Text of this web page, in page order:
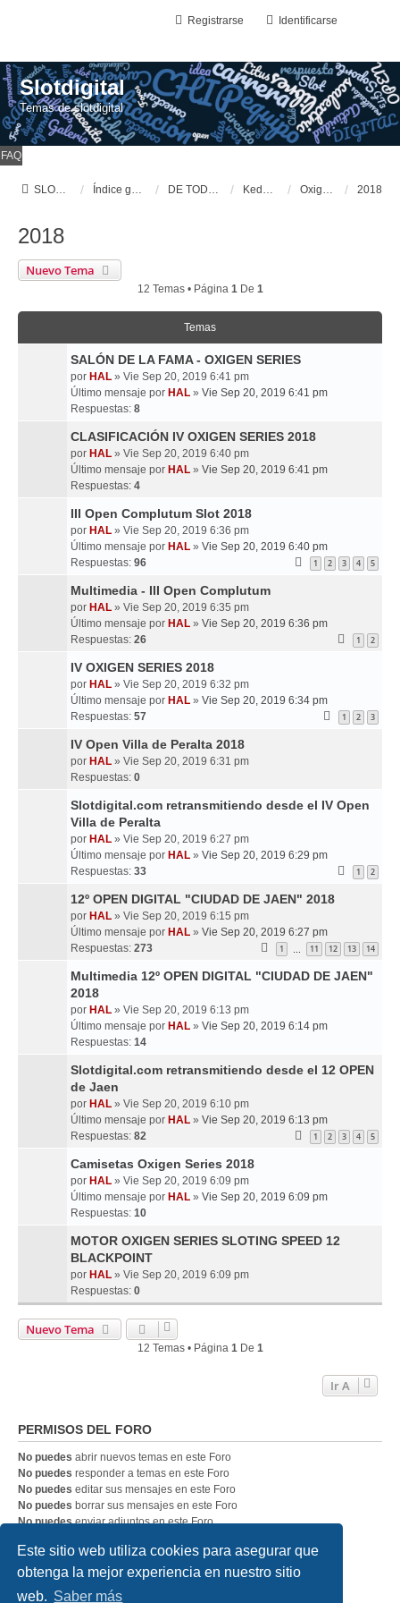
Este sitio web utiliza cookies para asegurar que
obtenga la mejor experiencia en nuestro sitio
web. Saber más
Identificarse
Registrarse
Slotdigital
Temas de slotdigital
FAQ
SLOTDIGITAL Índice general DE TODO UN POCO Kedadas Oxigen Series 2018
2018
Nuevo Tema
12 Temas • Página 1De 1
Temas
SALÓN DE LA FAMA - OXIGEN SERIES
por HAL » Vie Sep 20, 2019 6:41 pm
Último mensaje por HAL » Vie Sep 20, 2019 6:41 pm
Respuestas: 8
CLASIFICACIÓN IV OXIGEN SERIES 2018
por HAL » Vie Sep 20, 2019 6:40 pm
Último mensaje por HAL » Vie Sep 20, 2019 6:41 pm
Respuestas: 4
III Open Complutum Slot 2018
por HAL » Vie Sep 20, 2019 6:36 pm
Último mensaje por HAL » Vie Sep 20, 2019 6:40 pm
Respuestas: 96 1 2 3 4 5
Multimedia - III Open Complutum
por HAL » Vie Sep 20, 2019 6:35 pm
Último mensaje por HAL » Vie Sep 20, 2019 6:36 pm
Respuestas: 26 1 2
IV OXIGEN SERIES 2018
por HAL » Vie Sep 20, 2019 6:32 pm
Último mensaje por HAL » Vie Sep 20, 2019 6:34 pm
Respuestas: 57 1 2 3
IV Open Villa de Peralta 2018
por HAL » Vie Sep 20, 2019 6:31 pm
Respuestas: 0
Slotdigital.com retransmitiendo desde el IV Open
Villa de Peralta
por HAL » Vie Sep 20, 2019 6:27 pm
Último mensaje por HAL » Vie Sep 20, 2019 6:29 pm
Respuestas: 33 1 2
12º OPEN DIGITAL "CIUDAD DE JAEN" 2018
por HAL » Vie Sep 20, 2019 6:15 pm
Último mensaje por HAL » Vie Sep 20, 2019 6:27 pm
Respuestas: 273 1 … 11 12 13 14
Multimedia 12º OPEN DIGITAL "CIUDAD DE JAEN"
2018
por HAL » Vie Sep 20, 2019 6:13 pm
Último mensaje por HAL » Vie Sep 20, 2019 6:14 pm
Respuestas: 14
Slotdigital.com retransmitiendo desde el 12 OPEN
de Jaen
por HAL » Vie Sep 20, 2019 6:10 pm
Último mensaje por HAL » Vie Sep 20, 2019 6:13 pm
Respuestas: 82 1 2 3 4 5
Camisetas Oxigen Series 2018
por HAL » Vie Sep 20, 2019 6:09 pm
Último mensaje por HAL » Vie Sep 20, 2019 6:09 pm
Respuestas: 10
MOTOR OXIGEN SERIES SLOTING SPEED 12
BLACKPOINT
por HAL » Vie Sep 20, 2019 6:09 pm
Respuestas: 0
Nuevo Tema
12 Temas • Página 1De 1
Ir A
PERMISOS DEL FORO
No puedes abrir nuevos temas en este Foro
No puedes responder a temas en este Foro
No puedes editar sus mensajes en este Foro
No puedes borrar sus mensajes en este Foro
No puedesenviar adjuntos en este Foro
SLOTDIGITAL Índice general Contáctanos
Borrar cookies
Todos los horarios son